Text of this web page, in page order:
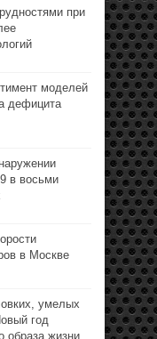
при
моделей
дефицита
в восьми
в Москве
умелых
год
образа жизни